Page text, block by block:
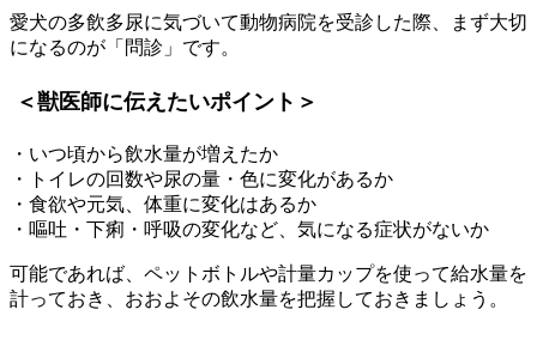
愛犬の多飲多尿に気づいて動物病院を受診した際、まず大切
になるのが「問診」です。
＜獣医師に伝えたいポイント＞
・いつ頃から飲水量が増えたか
・トイレの回数や尿の量・色に変化があるか
・食欲や元気、体重に変化はあるか
・嘔吐・下痢・呼吸の変化など、気になる症状がないか
可能であれば、ペットボトルや計量カップを使って給水量を
計っておき、おおよその飲水量を把握しておきましょう。